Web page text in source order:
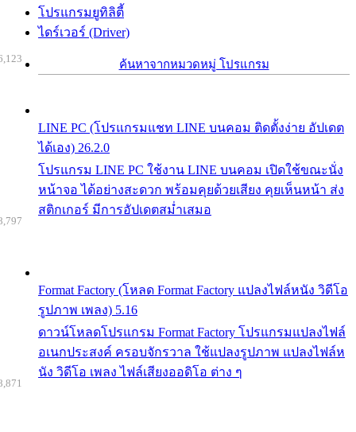
โปรแกรมยูทิลิตี้
ไดร์เวอร์ (Driver)
ค้นหาจากหมวดหมู่ โปรแกรม
LINE PC (โปรแกรมแชท LINE บนคอม ติดตั้งง่าย อัปเดต
ได้เอง) 26.2.0
โปรแกรม LINE PC ใช้งาน LINE บนคอม เปิดใช้ขณะนั่ง
หน้าจอ ได้อย่างสะดวก พร้อมคุยด้วยเสียง คุยเห็นหน้า ส่ง
สติกเกอร์ มีการอัปเดตสม่ำเสมอ
Format Factory (โหลด Format Factory แปลงไฟล์หนัง วิดีโอ
รูปภาพ เพลง) 5.16
ดาวน์โหลดโปรแกรม Format Factory โปรแกรมแปลงไฟล์
อเนกประสงค์ ครอบจักรวาล ใช้แปลงรูปภาพ แปลงไฟล์ห
นัง วิดีโอ เพลง ไฟล์เสียงออดิโอ ต่าง ๆ